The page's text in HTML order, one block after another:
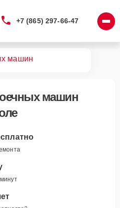
+7 (865) 297-66-47
машин
машин